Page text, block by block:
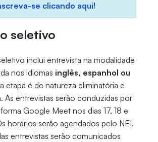
se clicando aqui!
seletivo
inclui entrevista na modalidade
nos idiomas inglês, espanhol ou
etapa é de natureza eliminatória e
As entrevistas serão conduzidas por
Google Meet nos dias 17, 18 e
horários serão agendados pelo NEI.
entrevistas serão comunicados